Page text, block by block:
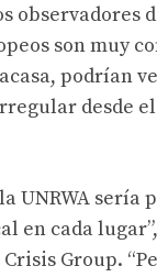
observadores
son muy
podrían
desde
UNRWA sería
en cada
Group.